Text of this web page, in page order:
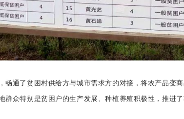
畅通了贫困村供给方与城市需求方的对接，将农产品变
群众特别是贫困户的生产发展、种植养殖积极性，推进